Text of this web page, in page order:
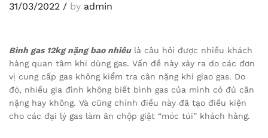
31/03/2022 / by admin
Bình gas 12kg nặng bao nhiêulà câu hỏi được nhiều khách
hàng quan tâm khi dùng gas. Vấn đề này xảy ra do các đơn
vị cung cấp gas không kiểm tra cân nặng khi giao gas. Do
đó, nhiều gia đình không biết bình gas của mình có đủ cân
nặng hay không. Và cũng chính điều này đã tạo điều kiện
cho các đại lý gas làm ăn chộp giật “móc túi” khách hàng.